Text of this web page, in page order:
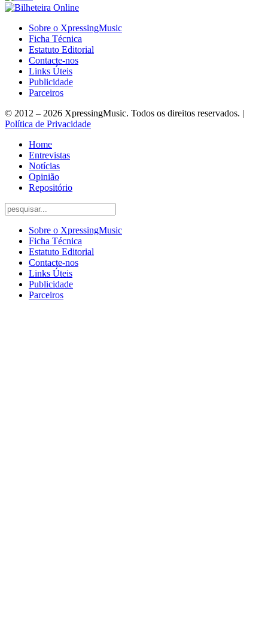
Sobre o XpressingMusic
Ficha Técnica
Estatuto Editorial
Contacte-nos
Links Úteis
Publicidade
Parceiros
© 2012 – 2026 XpressingMusic. Todos os direitos reservados. |
Política de Privacidade
Home
Entrevistas
Notícias
Opinião
Repositório
Sobre o XpressingMusic
Ficha Técnica
Estatuto Editorial
Contacte-nos
Links Úteis
Publicidade
Parceiros